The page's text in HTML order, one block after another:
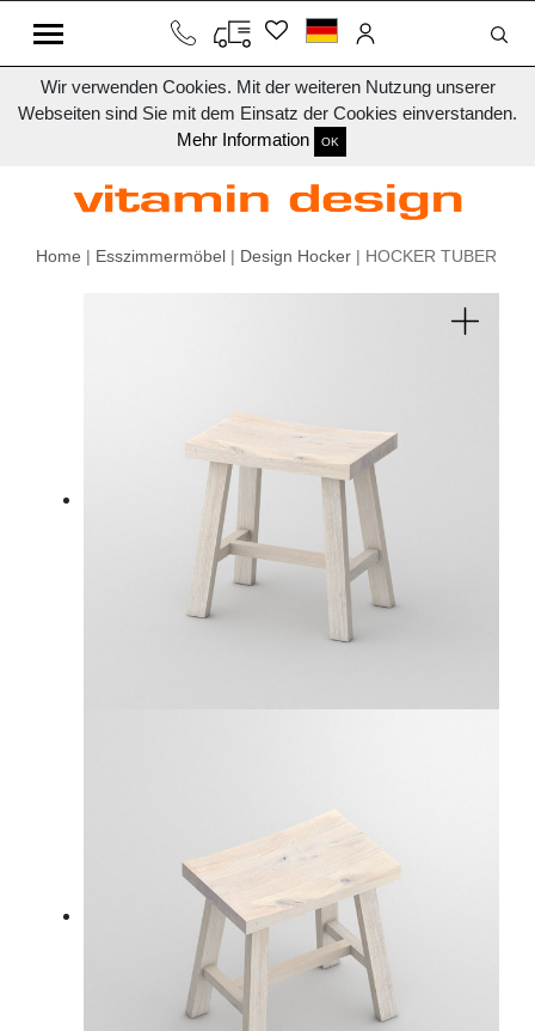
Wir verwenden Cookies. Mit der weiteren Nutzung unserer
Webseiten sind Sie mit dem Einsatz der Cookies einverstanden.
Mehr Information
OK
Home | Esszimmermöbel | Design Hocker | HOCKER TUBER